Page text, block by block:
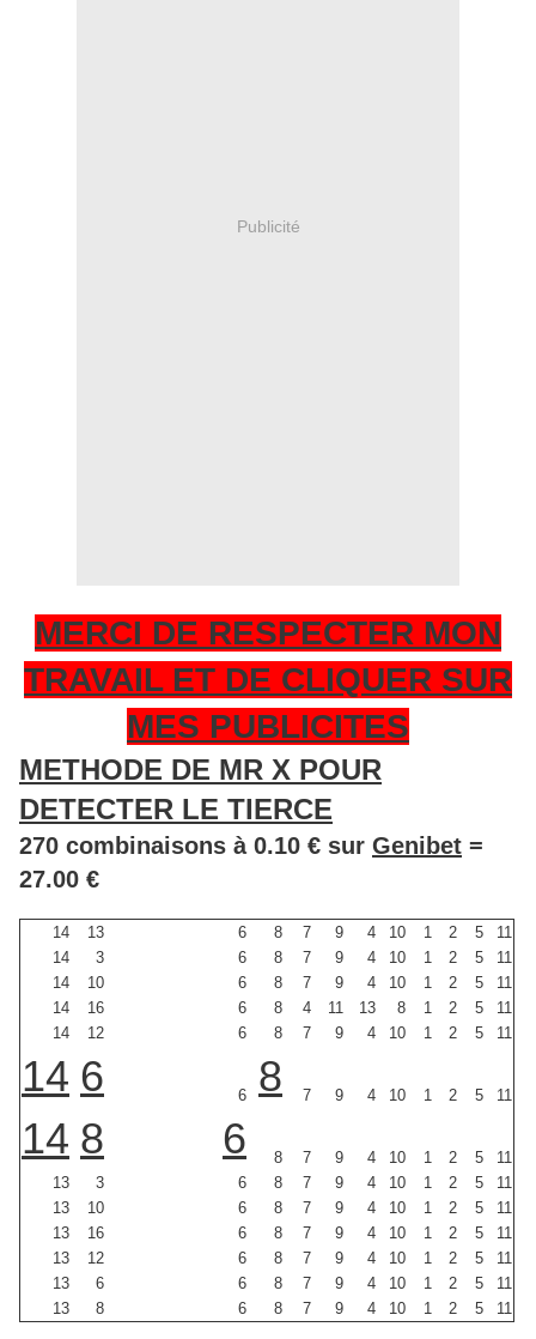
Publicité
MERCI DE RESPECTER MON
TRAVAIL ET DE CLIQUER SUR
MES PUBLICITES
METHODE DE MR X POUR
DETECTER LE TIERCE
270 combinaisons à 0.10 € sur Genibet =
27.00 €
14 13 6 8 7 9 4 10 1 2 5
11
14
3 6 8 7 9 4 10 1 2 5
11
14
10 6 8 7 9 4 10 1 2 5
11
14
16 6 8 4 11 13 8 1 2 5
11
14
12 6 8 7 9 4 10 1 2 5 11
14 6 6 8 7 9 4 10 1 2 5 11
14 8 6 8 7 9 4 10 1 2 5
11
13
3 6 8 7 9 4 10 1 2 5
11
13
10 6 8 7 9 4 10 1 2 5
11
13
16 6 8 7 9 4 10 1 2 5
11
13
12 6 8 7 9 4 10 1 2 5
11
13
6 6 8 7 9 4 10 1 2 5
11
13
8 6 8 7 9 4 10 1 2 5 11